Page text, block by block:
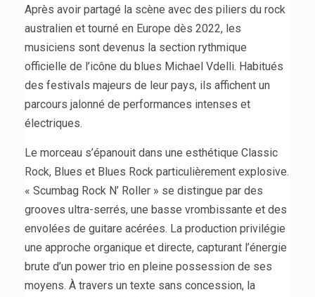
Après avoir partagé la scène avec des piliers du rock
australien et tourné en Europe dès 2022, les
musiciens sont devenus la section rythmique
officielle de l’icône du blues Michael Vdelli. Habitués
des festivals majeurs de leur pays, ils affichent un
parcours jalonné de performances intenses et
électriques.
Le morceau s’épanouit dans une esthétique Classic
Rock, Blues et Blues Rock particulièrement explosive.
« Scumbag Rock N’ Roller » se distingue par des
grooves ultra-serrés, une basse vrombissante et des
envolées de guitare acérées. La production privilégie
une approche organique et directe, capturant l’énergie
brute d’un power trio en pleine possession de ses
moyens. À travers un texte sans concession, la